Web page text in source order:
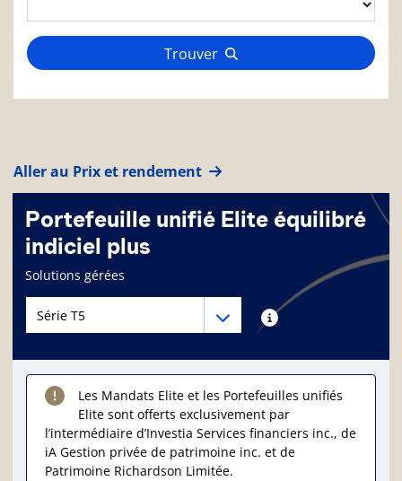
Trouver
Aller au Prix et rendement
Portefeuille unifié Elite équilibré
indiciel plus
Page d'informations sur le fonds
Solutions gérées
Menu déroulant des séries du Fonds Renseignements
Menu déroulant des séries du Fonds
Les Mandats Elite et les Portefeuilles unifiés
Elite sont offerts exclusivement par
l’intermédiaire d’Investia Services financiers inc., de
iA Gestion privée de patrimoine inc. et de
Patrimoine Richardson Limitée.